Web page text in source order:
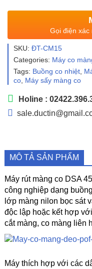
Gọi điện xác
SKU: ĐT-CM15
Categories: Máy co
Tags: Buồng co nhiệt
co Máy sấy màng co
Holine :
MÔ TẢ SẢN PHẨM
Máy rút màng co DSA
công nghiệp dạng
lớp màng nilon bọc sát
độc lập hoặc kết hợp
cắt màng, co màng liên
Máy thích hợp với các